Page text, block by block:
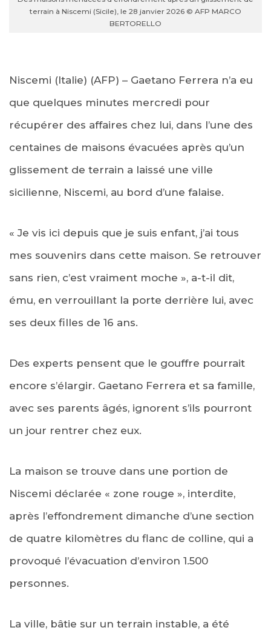
terrain à Niscemi (Sicile), le 28 janvier 2026 © AFP MARCO
BERTORELLO
Niscemi (Italie) (AFP) – Gaetano Ferrera n’a eu
que quelques minutes mercredi pour
récupérer des affaires chez lui, dans l’une des
centaines de maisons évacuées après qu’un
glissement de terrain a laissé une ville
sicilienne, Niscemi, au bord d’une falaise.
« Je vis ici depuis que je suis enfant, j’ai tous
mes souvenirs dans cette maison. Se retrouver
sans rien, c’est vraiment moche », a-t-il dit,
ému, en verrouillant la porte derrière lui, avec
ses deux filles de 16 ans.
Des experts pensent que le gouffre pourrait
encore s’élargir. Gaetano Ferrera et sa famille,
avec ses parents âgés, ignorent s’ils pourront
un jour rentrer chez eux.
La maison se trouve dans une portion de
Niscemi déclarée « zone rouge », interdite,
après l’effondrement dimanche d’une section
de quatre kilomètres du flanc de colline, qui a
provoqué l’évacuation d’environ 1.500
personnes.
La ville, bâtie sur un terrain instable, a été